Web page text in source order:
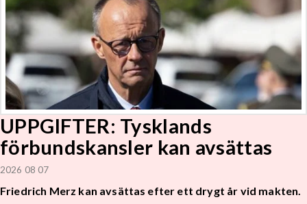
UPPGIFTER: Tysklands
förbundskansler kan avsättas
2026 08 07
Friedrich Merz kan avsättas efter ett drygt år vid makten.